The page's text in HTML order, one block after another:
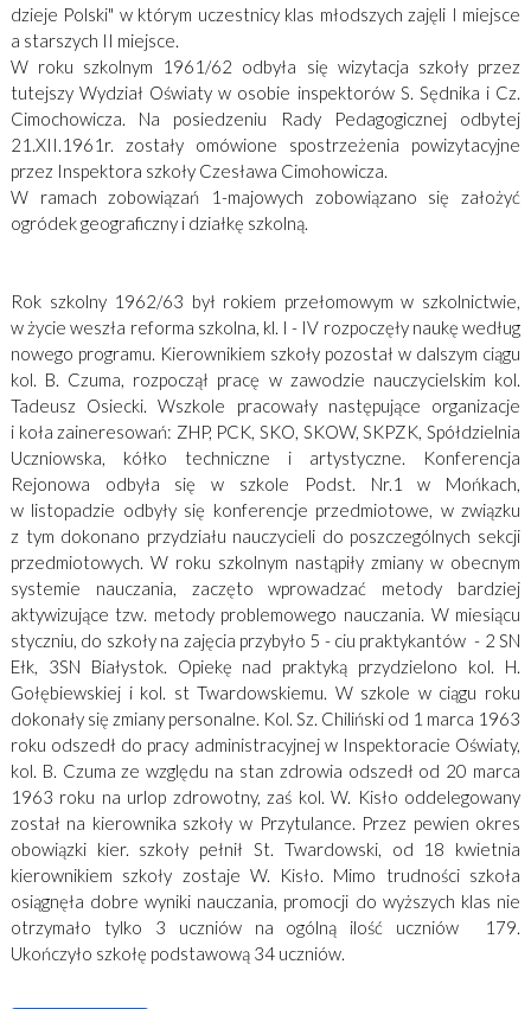
dzieje Polski" w którym uczestnicy klas młodszych zajęli I miejsce
a starszych II miejsce.
W roku szkolnym 1961/62 odbyła się wizytacja szkoły przez
tutejszy Wydział Oświaty w osobie inspektorów S. Sędnika i Cz.
Cimochowicza. Na posiedzeniu Rady Pedagogicznej odbytej
21.XII.1961r. zostały omówione spostrzeżenia powizytacyjne
przez Inspektora szkoły Czesława Cimohowicza.
W ramach zobowiązań 1-majowych zobowiązano się założyć
ogródek geograficzny i działkę szkolną.
Rok szkolny 1962/63 był rokiem przełomowym w szkolnictwie,
w życie weszła reforma szkolna, kl. I - IV rozpoczęły naukę według
nowego programu. Kierownikiem szkoły pozostał w dalszym ciągu
kol. B. Czuma, rozpoczął pracę w zawodzie nauczycielskim kol.
Tadeusz Osiecki. Wszkole pracowały następujące organizacje
i koła zaineresowań: ZHP, PCK, SKO, SKOW, SKPZK, Spółdzielnia
Uczniowska, kółko techniczne i artystyczne. Konferencja
Rejonowa odbyła się w szkole Podst. Nr.1 w Mońkach,
w listopadzie odbyły się konferencje przedmiotowe, w związku
z tym dokonano przydziału nauczycieli do poszczególnych sekcji
przedmiotowych. W roku szkolnym nastąpiły zmiany w obecnym
systemie nauczania, zaczęto wprowadzać metody bardziej
aktywizujące tzw. metody problemowego nauczania. W miesiącu
styczniu, do szkoły na zajęcia przybyło 5 - ciu praktykantów - 2 SN
Ełk, 3SN Białystok. Opiekę nad praktyką przydzielono kol. H.
Gołębiewskiej i kol. st Twardowskiemu. W szkole w ciągu roku
dokonały się zmiany personalne. Kol. Sz. Chiliński od 1 marca 1963
roku odszedł do pracy administracyjnej w Inspektoracie Oświaty,
kol. B. Czuma ze względu na stan zdrowia odszedł od 20 marca
1963 roku na urlop zdrowotny, zaś kol. W. Kisło oddelegowany
został na kierownika szkoły w Przytulance. Przez pewien okres
obowiązki kier. szkoły pełnił St. Twardowski, od 18 kwietnia
kierownikiem szkoły zostaje W. Kisło. Mimo trudności szkoła
osiągnęła dobre wyniki nauczania, promocji do wyższych klas nie
otrzymało tylko 3 uczniów na ogólną ilość uczniów 179.
Ukończyło szkołę podstawową 34 uczniów.